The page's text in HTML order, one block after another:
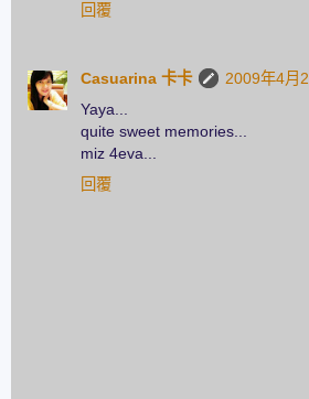
回覆
Casuarina 卡卡
2009年4月
Yaya...
quite sweet memories...
miz 4eva...
回覆